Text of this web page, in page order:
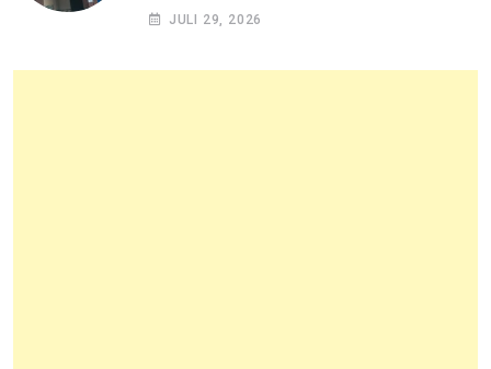
Dayeuhkolot Dikeluhkan Orang
JULI 29, 2026